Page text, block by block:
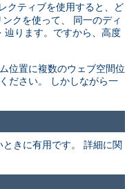
クティブを使用すると、ど
クを使って、 同一のディ
辿ります。ですから、高度
位置に複数のウェブ空間位
ださい。 しかしながら一
きに有用です。 詳細に関